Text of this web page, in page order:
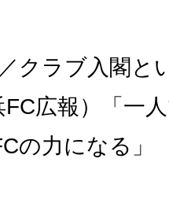
クラブ入閣と
広報）「一
の力になる」